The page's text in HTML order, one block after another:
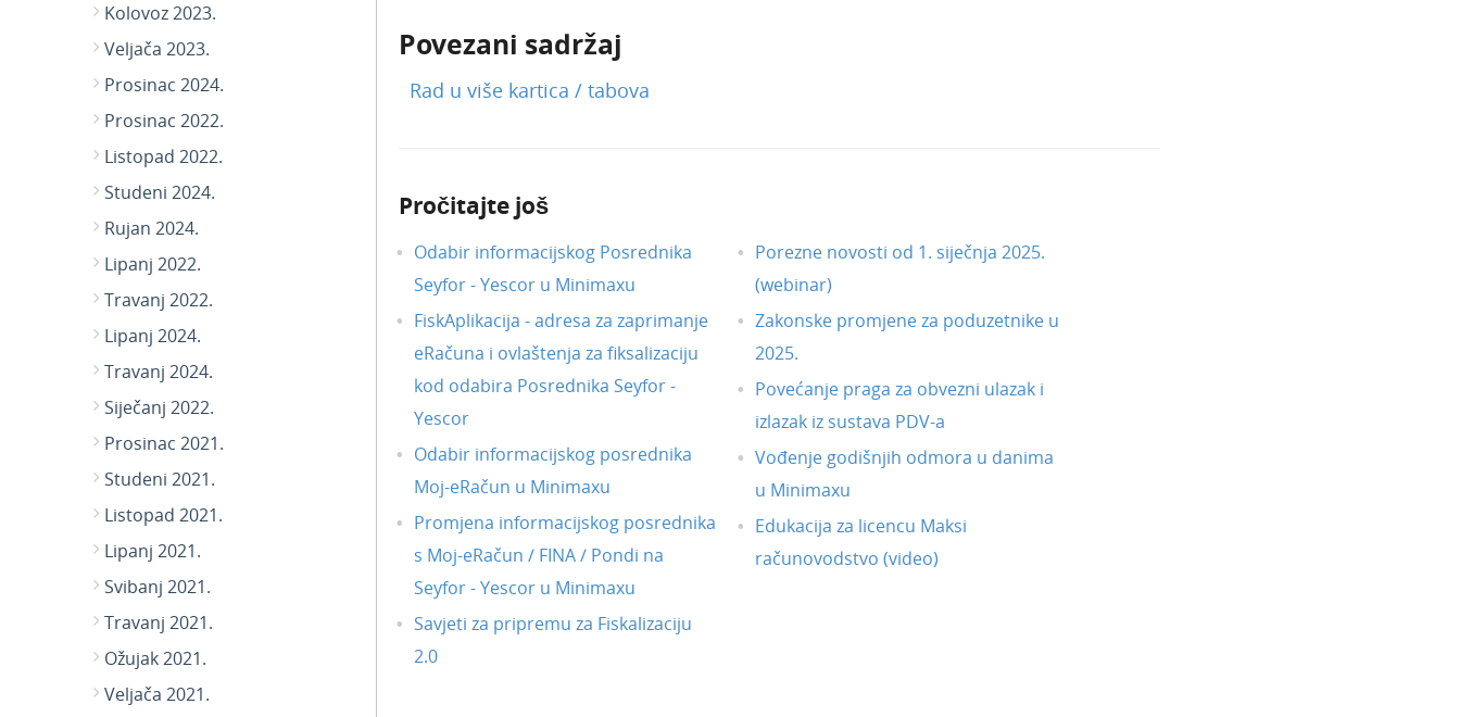
Kolovoz 2023.
Veljača 2023.
Prosinac 2024.
Prosinac 2022.
Listopad 2022.
Studeni 2024.
Rujan 2024.
Lipanj 2022.
Travanj 2022.
Lipanj 2024.
Travanj 2024.
Siječanj 2022.
Prosinac 2021.
Studeni 2021.
Listopad 2021.
Lipanj 2021.
Svibanj 2021.
Travanj 2021.
Ožujak 2021.
Veljača 2021.
Povezani sadržaj
Rad u više kartica / tabova
Pročitajte još
Odabir informacijskog Posrednika
Seyfor - Yescor u Minimaxu
FiskAplikacija - adresa za zaprimanje
eRačuna i ovlaštenja za fiksalizaciju
kod odabira Posrednika Seyfor -
Yescor
Odabir informacijskog posrednika
Moj-eRačun u Minimaxu
Promjena informacijskog posrednika
s Moj-eRačun / FINA / Pondi na
Seyfor - Yescor u Minimaxu
Savjeti za pripremu za Fiskalizaciju
2.0
Porezne novosti od 1. siječnja 2025.
(webinar)
Zakonske promjene za poduzetnike u
2025.
Povećanje praga za obvezni ulazak i
izlazak iz sustava PDV-a
Vođenje godišnjih odmora u danima
u Minimaxu
Edukacija za licencu Maksi
računovodstvo (video)